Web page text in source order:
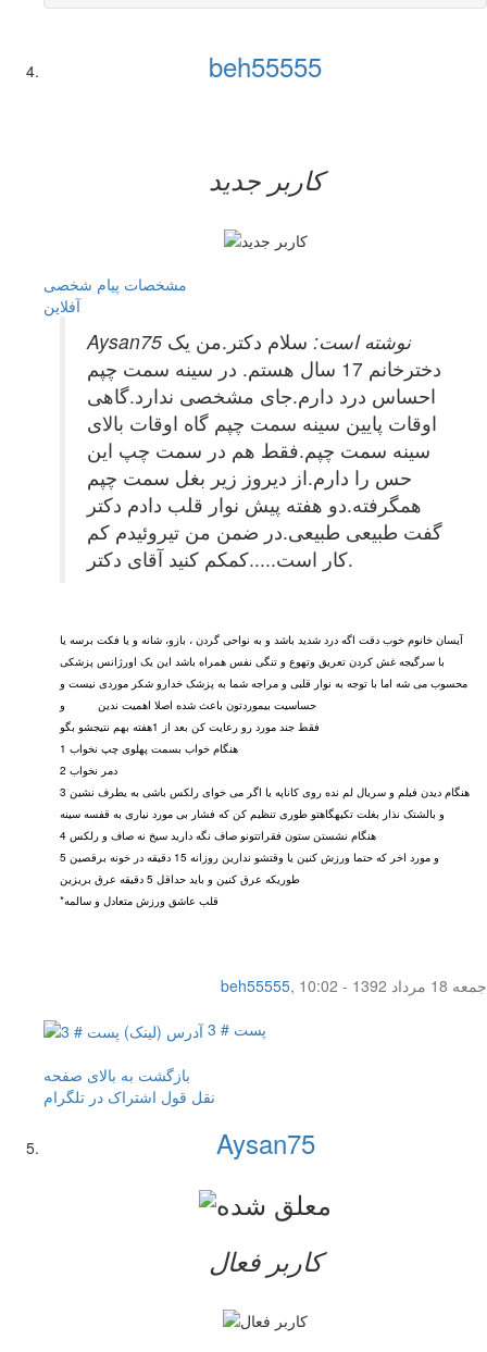
beh55555
کاربر جدید
مشخصات پیام شخصی
آفلاين
Aysan75 نوشته است: سلام دکتر.من یک
دخترخانم 17 سال هستم. در سینه سمت چپم
احساس درد دارم.جای مشخصی ندارد.گاهی
اوقات پایین سینه سمت چپم گاه اوقات بالای
سینه سمت چپم.فقط هم در سمت چپ این
حس را دارم.از دیروز زیر بغل سمت چپم
همگرفته.دو هفته پیش نوار قلب دادم دکتر
گفت طبیعی طبیعی.در ضمن من تیروئیدم کم
کار است.....کمکم کنید آقای دکتر.
آیسان خانوم خوب دقت اگه درد شدید باشد و به نواحی گردن ، بازو، شانه و یا فکت برسه یا
با سرگیجه غش کردن تعریق وتهوع و تنگی نفس همراه باشد این یک اورژانس پزشکی
محسوب می شه اما با توجه به نوار قلبی و مراجه شما به پزشک خدارو شکر موردی نیست و
فقط جند مورد رو رعایت کن بعد از 1هفته بهم نتیجشو بگو
1 هنگام خواب بسمت پهلوی چپ نخواب
2 دمر نخواب
3 هنگام دیدن فیلم و سریال لم نده روی کاناپه یا اگر می خوای رلکس باشی به یطرف نشین
و بالشتک نذار بغلت تکیهگاهتو طوری تنظیم کن که فشار بی مورد نیاری به قفسه سینه
4 هنگام نشستن ستون فقراتتونو صاف نگه دارید سیخ نه صاف و رلکس
5 و مورد اخر که حتما ورزش کنین یا وقتشو ندارین روزانه 15 دقیقه در خونه برقصین
طوریکه عرق کنین و باید حداقل 5 دقیقه عرق بریزین
*قلب عاشق ورزش متعادل و سالمه
beh55555,
جمعه 18 مرداد 1392 - 10:02
پست # 3
بازگشت به بالای صفحه
نقل قول اشتراک در تلگرام
Aysan75
کاربر فعال